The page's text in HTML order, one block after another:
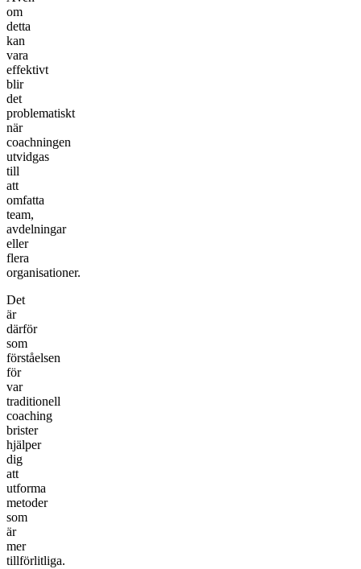
om
detta
kan
vara
effektivt
blir
det
problematiskt
när
coachningen
utvidgas
till
att
omfatta
team,
avdelningar
eller
flera
organisationer.
Det
är
därför
som
förståelsen
för
var
traditionell
coaching
brister
hjälper
dig
att
utforma
metoder
som
är
mer
tillförlitliga.